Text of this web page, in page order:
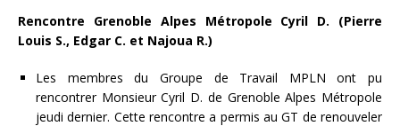
Rencontre Grenoble Alpes Métropole Cyril D. (Pierre
Louis S., Edgar C. et Najoua R.)
Les membres du Groupe de Travail MPLN ont pu
rencontrer Monsieur Cyril D. de Grenoble Alpes Métropole
jeudi dernier. Cette rencontre a permis au GT de renouveler